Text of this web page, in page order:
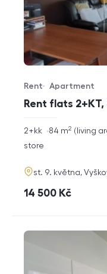
Rent flats
Offer type
Rent
Property type
Apartment
rozměry
2+kk living
84 m2
funkce
store
adresa
st. 9. května,
cena
14 500 Kč